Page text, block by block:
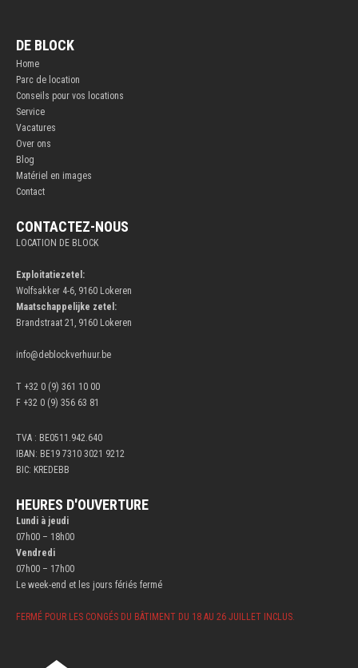
DE BLOCK
Home
Parc de location
Conseils pour vos locations
Service
Vacatures
Over ons
Blog
Matériel en images
Contact
CONTACTEZ-NOUS
LOCATION DE BLOCK
Exploitatiezetel:
Wolfsakker 4-6, 9160 Lokeren
Maatschappelijke zetel:
Brandstraat 21, 9160 Lokeren
info@deblockverhuur.be
T +32 0 (9) 361 10 00
F +32 0 (9) 356 63 81
TVA : BE0511.942.640
IBAN: BE19 7310 3021 9212
BIC: KREDEBB
HEURES D'OUVERTURE
Lundi à jeudi
07h00 – 18h00
Vendredi
07h00 – 17h00
Le week-end et les jours fériés fermé
FERMÉ POUR LES CONGÉS DU BÂTIMENT DU 18 AU 26 JUILLET INCLUS.